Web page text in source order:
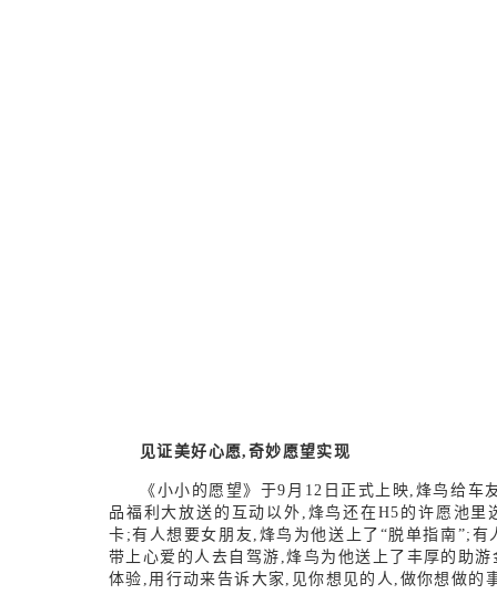
见证美好心愿,奇妙愿望实现
《小小的愿望》于9月12 日正式上映,烽鸟给车
品福利大放送的互动以外,烽鸟还在H5 的许愿池里
卡;有人想要女朋友,烽鸟为他送上了“脱单指南”;有
带上心爱的人去自驾游,烽鸟为他送上了丰厚的助游
体验,用行动来告诉大家,见你想见的人,做你想做的